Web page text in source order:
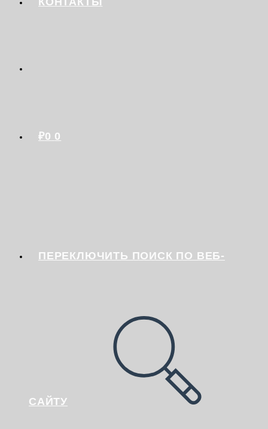
₽0 0
ПЕРЕКЛЮЧИТЬ ПОИСК ПО ВЕБ-
САЙТУ